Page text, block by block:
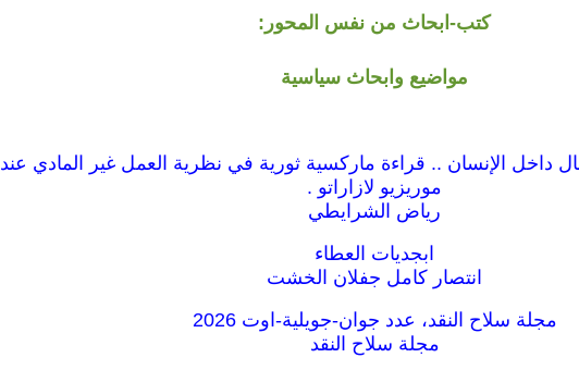
كتب-ابحاث من نفس المحور:
مواضيع وابحاث سياسية
داخل الإنسان .. قراءة ماركسية ثورية في نظرية العمل غير المادي عند
موريزيو لازاراتو .
رياض الشرايطي
ابجديات العطاء
انتصار كامل جفلان الخشت
مجلة سلاح النقد، عدد جوان-جويلية-اوت 2026
مجلة سلاح النقد